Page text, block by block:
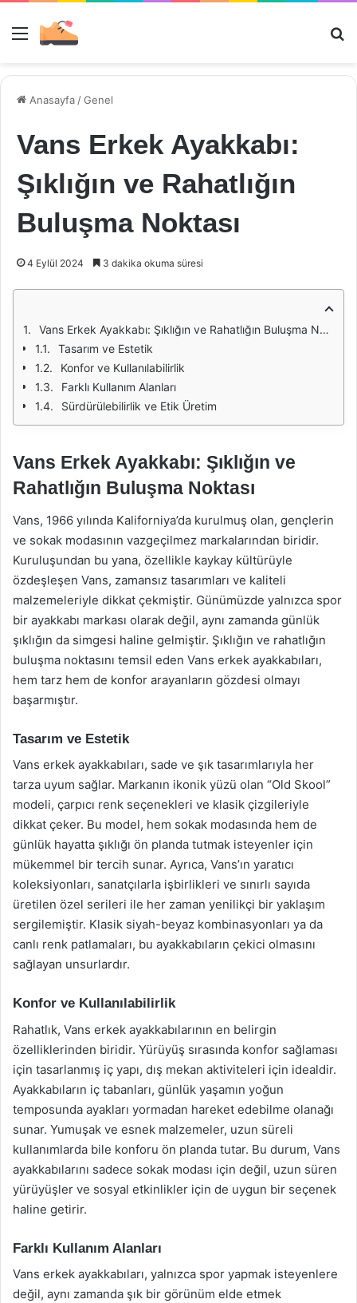
Menü
Anasayfa /Genel
Vans Erkek Ayakkabı:
Şıklığın ve Rahatlığın
Buluşma Noktası
4 Eylül 2024 3 dakika okuma süresi
Vans Erkek Ayakkabı: Şıklığın ve Rahatlığın Buluşma Noktası
Tasarım ve Estetik
Konfor ve Kullanılabilirlik
Farklı Kullanım Alanları
Sürdürülebilirlik ve Etik Üretim
Vans Erkek Ayakkabı: Şıklığın ve
Rahatlığın Buluşma Noktası
Vans, 1966 yılında Kaliforniya’da kurulmuş olan, gençlerin
ve sokak modasının vazgeçilmez markalarından biridir.
Kuruluşundan bu yana, özellikle kaykay kültürüyle
özdeşleşen Vans, zamansız tasarımları ve kaliteli
malzemeleriyle dikkat çekmiştir. Günümüzde yalnızca spor
bir ayakkabı markası olarak değil, aynı zamanda günlük
şıklığın da simgesi haline gelmiştir. Şıklığın ve rahatlığın
buluşma noktasını temsil eden Vans erkek ayakkabıları,
hem tarz hem de konfor arayanların gözdesi olmayı
başarmıştır.
Tasarım ve Estetik
Vans erkek ayakkabıları, sade ve şık tasarımlarıyla her
tarza uyum sağlar. Markanın ikonik yüzü olan “Old Skool”
modeli, çarpıcı renk seçenekleri ve klasik çizgileriyle
dikkat çeker. Bu model, hem sokak modasında hem de
günlük hayatta şıklığı ön planda tutmak isteyenler için
mükemmel bir tercih sunar. Ayrıca, Vans’ın yaratıcı
koleksiyonları, sanatçılarla işbirlikleri ve sınırlı sayıda
üretilen özel serileri ile her zaman yenilikçi bir yaklaşım
sergilemiştir. Klasik siyah-beyaz kombinasyonları ya da
canlı renk patlamaları, bu ayakkabıların çekici olmasını
sağlayan unsurlardır.
Konfor ve Kullanılabilirlik
Rahatlık, Vans erkek ayakkabılarının en belirgin
özelliklerinden biridir. Yürüyüş sırasında konfor sağlaması
için tasarlanmış iç yapı, dış mekan aktiviteleri için idealdir.
Ayakkabıların iç tabanları, günlük yaşamın yoğun
temposunda ayakları yormadan hareket edebilme olanağı
sunar. Yumuşak ve esnek malzemeler, uzun süreli
kullanımlarda bile konforu ön planda tutar. Bu durum, Vans
ayakkabılarını sadece sokak modası için değil, uzun süren
yürüyüşler ve sosyal etkinlikler için de uygun bir seçenek
haline getirir.
Farklı Kullanım Alanları
Vans erkek ayakkabıları, yalnızca spor yapmak isteyenlere
değil, aynı zamanda şık bir görünüm elde etmek